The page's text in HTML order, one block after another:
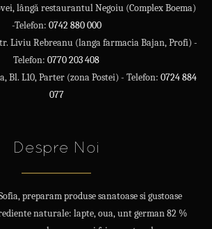
lângă restaurantul Negoiu (Complex Boema)
-Telefon: 0742 880 000
Liviu Rebreanu (langa farmacia Bajan, Profi) -
Telefon: 0770 203 408
Bl. L10, Parter (zona Postei) - Telefon: 0724 884
077
Despre Noi
preparam produse sanatoase si gustoase
naturale: lapte, oua, unt german 82 %